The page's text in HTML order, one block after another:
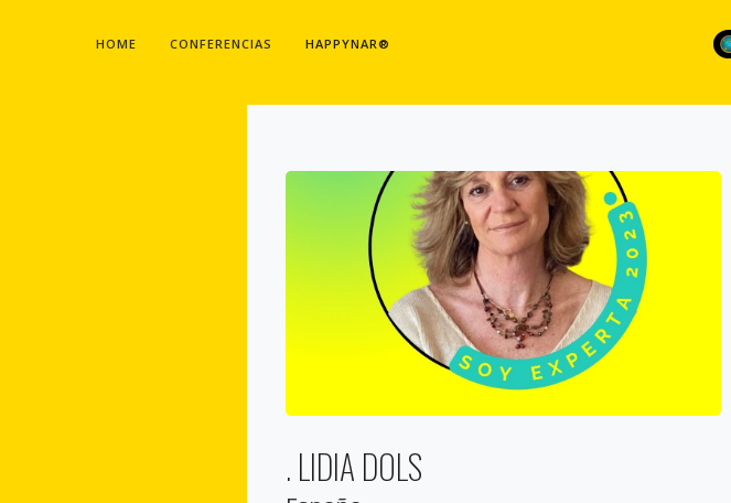
HOME CONFERENCIAS HAPPYNAR®
. LIDIA DOLS